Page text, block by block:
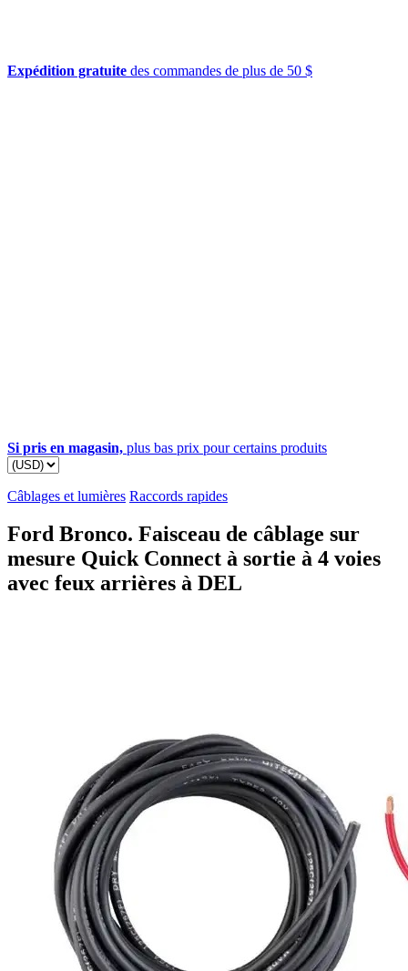
Expédition gratuite des commandes de plus de 50 $
Si pris en magasin, plus bas prix pour certains produits
Câblages et lumières Raccords rapides
Ford Bronco. Faisceau de câblage sur
mesure Quick Connect à sortie à 4 voies
avec feux arrières à DEL